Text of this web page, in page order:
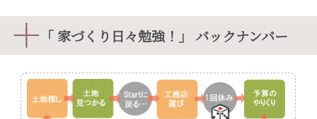
「 家づくり日々勉強！」 バックナンバー